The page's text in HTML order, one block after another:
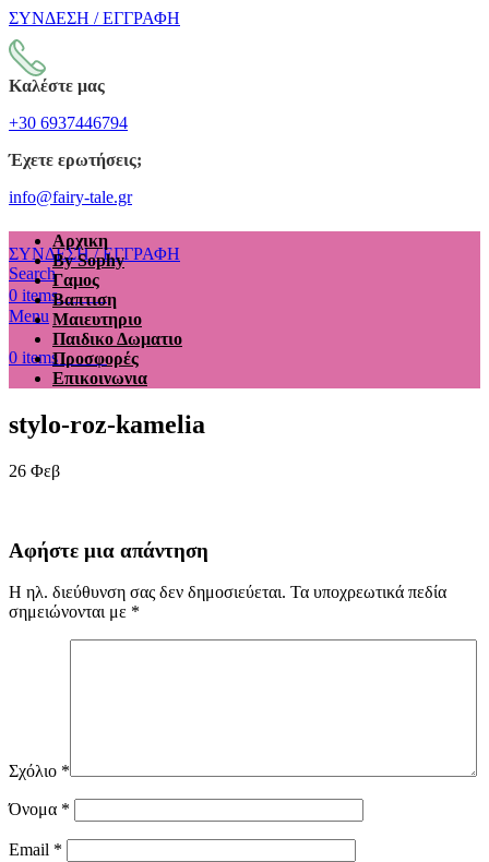
ΣΥΝΔΕΣΗ / ΕΓΓΡΑΦΗ
Καλέστε μας
+30 6937446794
Έχετε ερωτήσεις;
info@fairy-tale.gr
ΣΥΝΔΕΣΗ / ΕΓΓΡΑΦΗ
Search
0 items €0.00
Menu
0 items €0.00
Αρχικη
By Sophy
Γαμος
Βαπτιση
Μαιευτηριο
Παιδικο Δωματιο
Προσφορές
Επικοινωνια
stylo-roz-kamelia
26 Φεβ
Αφήστε μια απάντηση
Η ηλ. διεύθυνση σας δεν δημοσιεύεται. Τα υποχρεωτικά πεδία
σημειώνονται με *
Σχόλιο *
Όνομα *
Email *